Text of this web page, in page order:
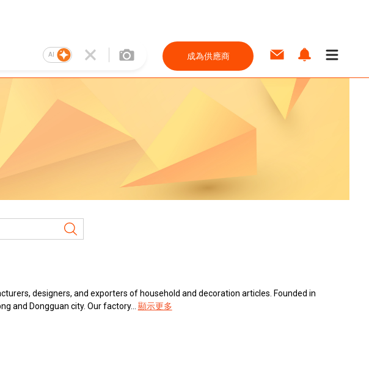
AI 成為供應商
designers, and exporters of household and decoration articles. Founded in
and Dongguan city. Our factory...
顯示更多